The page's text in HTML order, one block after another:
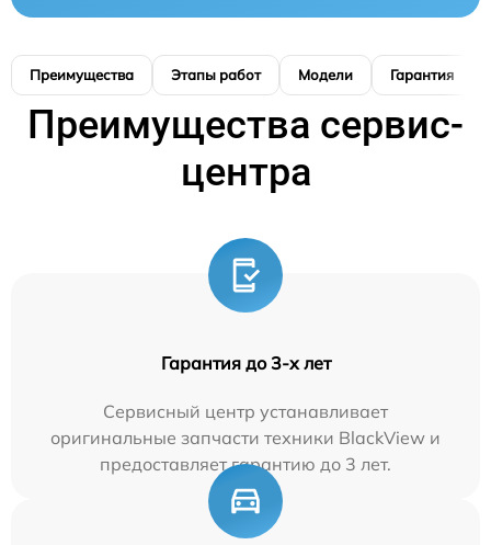
Преимущества Этапы работ Модели Гарантия
Преимущества сервис-
центра
Гарантия до 3-х лет
Сервисный центр устанавливает
оригинальные запчасти техники BlackView и
предоставляет гарантию до 3 лет.